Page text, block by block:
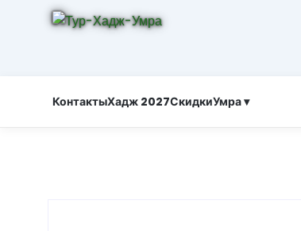
КонтактыХадж 2027СкидкиУмра ▾